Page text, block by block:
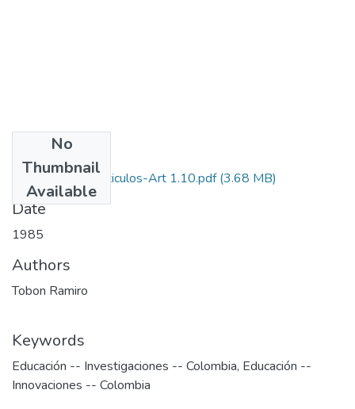
No
Thumbnail
Available
1985-V3-N1-Articulos-Art 1.10.pdf(3.68 MB)
Date
1985
Authors
Tobon Ramiro
Keywords
Educación -- Investigaciones -- Colombia, Educación --
Innovaciones -- Colombia